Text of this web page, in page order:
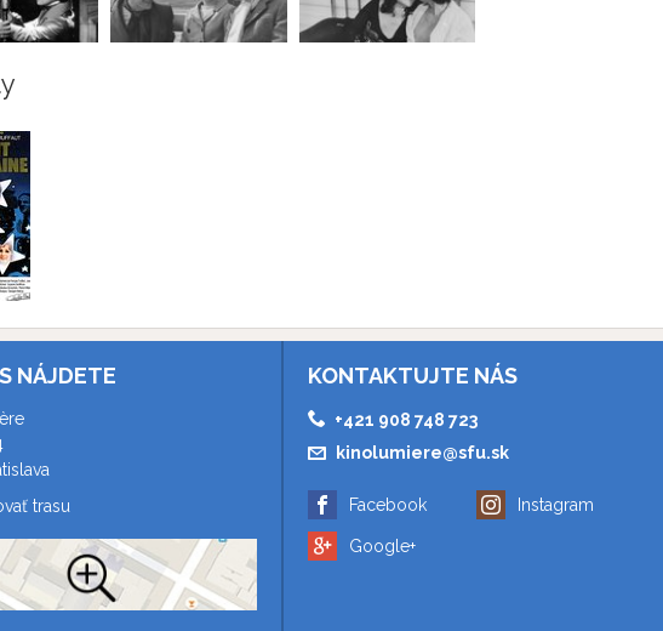
NÁJDETE
trasu
KONTAKTUJTE NÁS
+421 908 748 723
kinolumiere@sfu.sk
Facebook
Google+
Instagram